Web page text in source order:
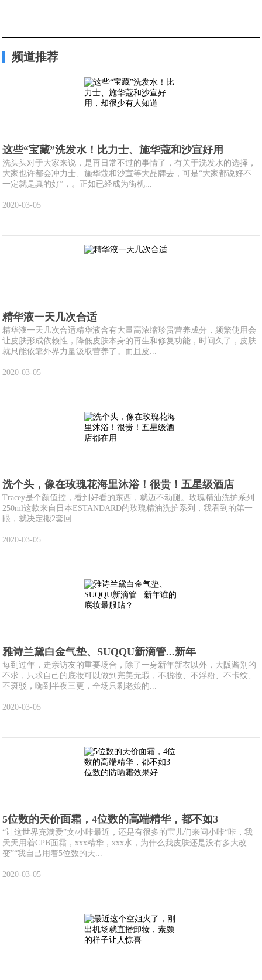
频道推荐
这些“宝藏”洗发水！比力士、施华蔻和沙宣好用
洗头头对于大家来说，是再日常不过的事情了，有关于洗发水的选择，
大家也许都会冲力士、施华蔻和沙宣等大品牌去，可是“大家都说好不
一定就是真的好”，。正如已经成为街机...
2020-03-05
精华液一天几次合适
精华液一天几次合适精华液含有大量高浓缩珍贵营养成分，频繁使用会
让皮肤形成依赖性，降低皮肤本身的再生和修复功能，时间久了，皮肤
就只能依靠外界力量汲取营养了。而且皮...
2020-03-05
洗个头，像在玫瑰花海里沐浴！很贵！五星级酒店
Tracey是个颜值控，看到好看的东西，就迈不动腿。玫瑰精油洗护系列
250ml这款来自日本ESTANDARD的玫瑰精油洗护系列，我看到的第一
眼，就决定搬2套回...
2020-03-05
雅诗兰黛白金气垫、SUQQU新滴管...新年
每到过年，走亲访友的重要场合，除了一身新年新衣以外，大阪酱别的
不求，只求自己的底妆可以做到完美无瑕，不脱妆、不浮粉、不卡纹、
不斑驳，嗨到半夜三更，全场只剩老娘的...
2020-03-05
5位数的天价面霜，4位数的高端精华，都不如3
“让这世界充满爱”文/小咔最近，还是有很多的宝儿们来问小咔“咔，我
天天用着CPB面霜，xxx精华，xxx水，为什么我皮肤还是没有多大改
变”“我自己用着5位数的天...
2020-03-05